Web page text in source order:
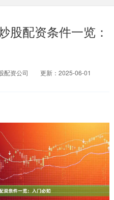
股配资条件一览：
配资公司
更新：2025-06-01